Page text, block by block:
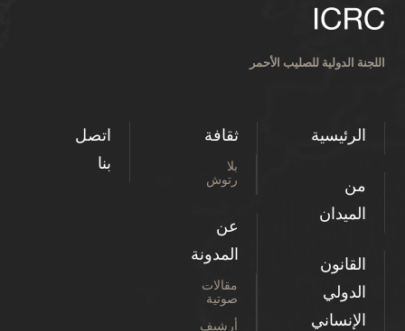
اللجنة الدولية للصليب الأحمر
الرئيسية
من
الميدان
القانون
الدولي
الإنساني
ثقافة
بلا
رتوش
عن
المدونة
مقالات
صوتية
أرشيف
اتصل
بنا